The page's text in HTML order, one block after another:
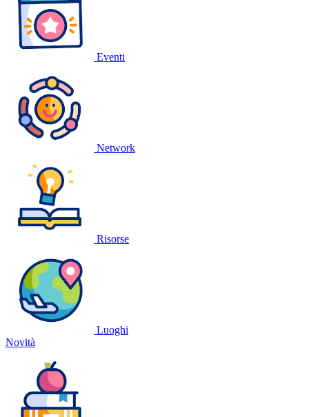
Eventi
Network
Risorse
Luoghi
Novità